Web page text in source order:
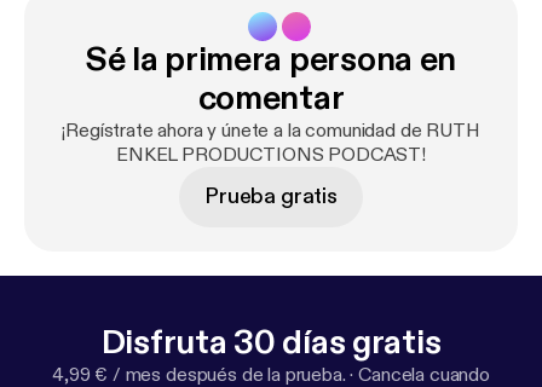
Sé la primera persona en
comentar
¡Regístrate ahora y únete a la comunidad de RUTH
ENKEL PRODUCTIONS PODCAST!
Prueba gratis
Disfruta 30 días gratis
4,99 € / mes después de la prueba. ·Cancela cuando